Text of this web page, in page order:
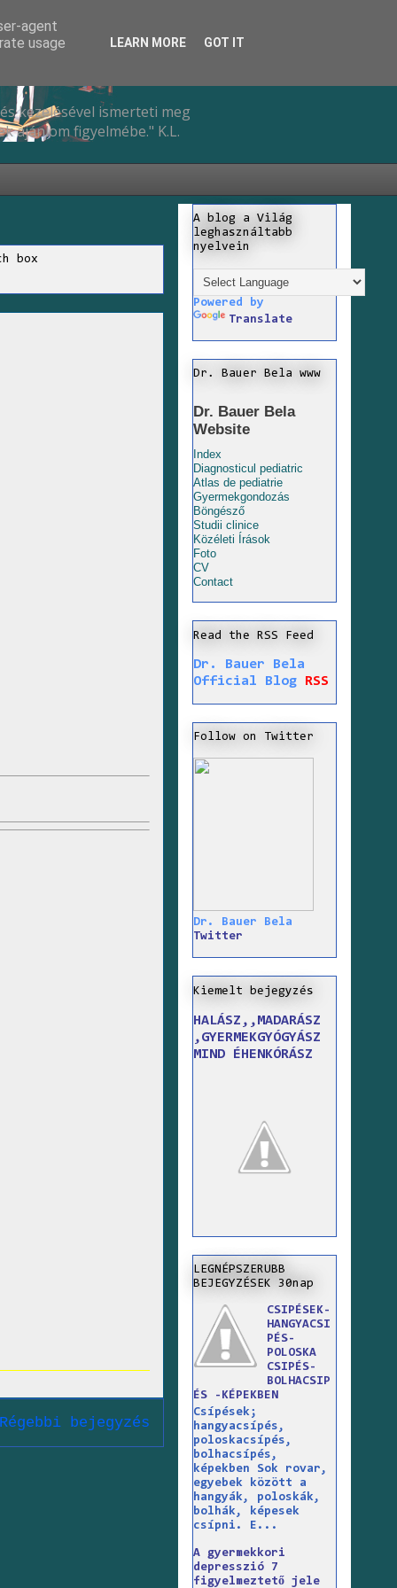
kezelésével ismerteti meg
ajánlom figyelmébe." K.L.
box
Régebbi bejegyzés
A blog a Világ
leghasználtabb
nyelvein
Powered by
Translate
Dr. Bauer Bela www
Dr. Bauer Bela
Website
Index
Diagnosticul pediatric
Atlas de pediatrie
Gyermekgondozás
Böngésző
Studii clinice
Közéleti Írások
Foto
CV
Contact
Read the RSS Feed
Dr. Bauer Bela
Official Blog
RSS
Follow on Twitter
Dr. Bauer Bela
Twitter
Kiemelt bejegyzés
HALÁSZ,,MADARÁSZ
,GYERMEKGYÓGYÁSZ
MIND ÉHENKÓRÁSZ
LEGNÉPSZERUBB
BEJEGYZÉSEK 30nap
CSIPÉSEK-
HANGYACSI
PÉS-
POLOSKA
CSIPÉS-
BOLHACSIP
ÉS -KÉPEKBEN
Csípések;
hangyacsípés,
poloskacsípés,
bolhacsípés,
képekben Sok rovar,
egyebek között a
hangyák, poloskák,
bolhák, képesek
csípni. E...
A gyermekkori
depresszió 7
figyelmeztető jele
agent
usage
LEARN MORE GOT IT